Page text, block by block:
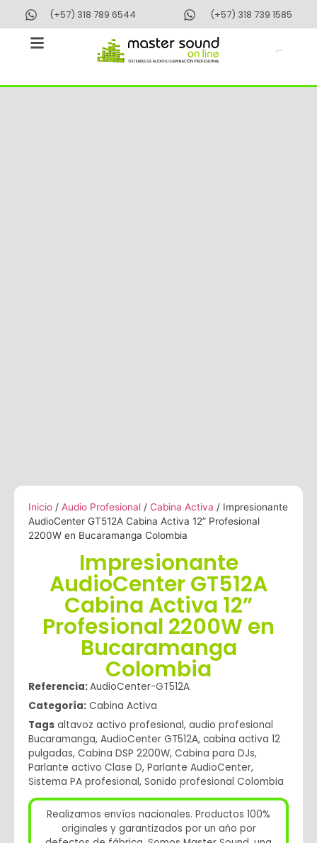
contenido
(+57) 318 789 6544 (+57) 318 739 1585
Inicio / Audio Profesional / Cabina Activa / Impresionante
AudioCenter GT512A Cabina Activa 12” Profesional
2200W en Bucaramanga Colombia
Impresionante
AudioCenter GT512A
Cabina Activa 12”
Profesional 2200W en
Bucaramanga
Colombia
Referencia:AudioCenter-GT512A
Categoría: Cabina Activa
Tags altavoz activo profesional, audio profesional
Bucaramanga, AudioCenter GT512A, cabina activa 12
pulgadas, Cabina DSP 2200W, Cabina para DJs,
Parlante activo Clase D, Parlante AudioCenter,
Sistema PA profesional, Sonido profesional Colombia
Realizamos envíos nacionales. Productos 100%
originales y garantizados por un año por